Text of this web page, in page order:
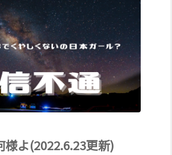
様よ(2022.6.23更新)